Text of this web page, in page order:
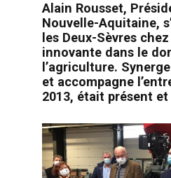
Alain Rousset,
Nouvelle-Aquitaine,
les Deux-Sèvres
innovante dans le
l’agriculture.
et accompagne
2013, était présent